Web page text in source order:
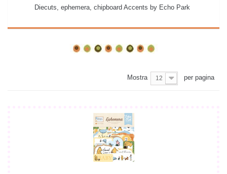
Diecuts, ephemera, chipboard Accents by Echo Park
Mostra 12 per pagina